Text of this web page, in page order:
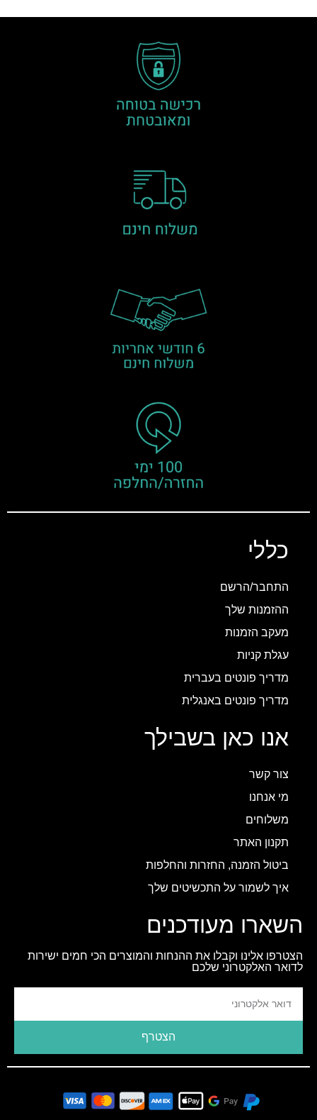
כללי
התחבר/הרשם
ההזמנות שלך
מעקב הזמנות
עגלת קניות
מדריך פונטים בעברית
מדריך פונטים באנגלית
אנו כאן בשבילך
צור קשר
מי אנחנו
משלוחים
תקנון האתר
ביטול הזמנה, החזרות והחלפות
איך לשמור על התכשיטים שלך
השארו מעודכנים
הצטרפו אלינו וקבלו את ההנחות והמוצרים הכי חמים ישירות
לדואר האלקטרוני שלכם
הצטרף